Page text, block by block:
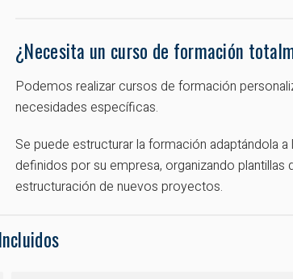
¿Necesita un curso de formación
Podemos realizar cursos de formación
necesidades específicas.
Se puede estructurar la formación adaptándola
definidos por su empresa, organizando plantillas
estructuración de nuevos proyectos.